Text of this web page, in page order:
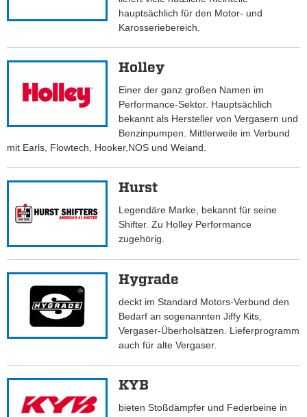
hauptsächlich für den Motor- und
Karosseriebereich.
Holley
Einer der ganz großen Namen im
Performance-Sektor. Hauptsächlich
bekannt als Hersteller von Vergasern und
Benzinpumpen. Mittlerweile im Verbund
mit Earls, Flowtech, Hooker,NOS und Weiand.
Hurst
Legendäre Marke, bekannt für seine
Shifter. Zu Holley Performance
zugehörig.
Hygrade
deckt im Standard Motors-Verbund den
Bedarf an sogenannten Jiffy Kits,
Vergaser-Überholsätzen. Lieferprogramm
auch für alte Vergaser.
KYB
bieten Stoßdämpfer und Federbeine in